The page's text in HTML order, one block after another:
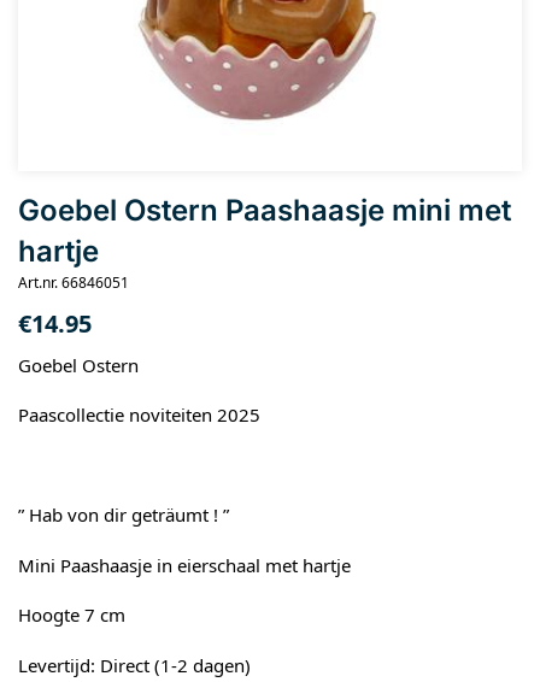
Goebel Ostern Paashaasje mini met
hartje
Art.nr. 66846051
€14.95
Goebel Ostern
Paascollectie noviteiten 2025
” Hab von dir geträumt ! ”
Mini Paashaasje in eierschaal met hartje
Hoogte 7 cm
Levertijd: Direct (1-2 dagen)